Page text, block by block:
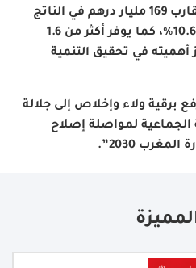
حيث ساهم سنة 2024 بما يقارب 169 مليار درهم في الناتج
الداخلي الإجمالي، أي بنسبة 10.6%، كما يوفر أكثر من 1.6
في تحقيق التنمية
برقية ولاء وإخلاص إلى جلالة
الجماعية لمواصلة إصلاح
2030
”.